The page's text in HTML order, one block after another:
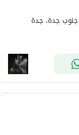
جنوب جدة، جدة